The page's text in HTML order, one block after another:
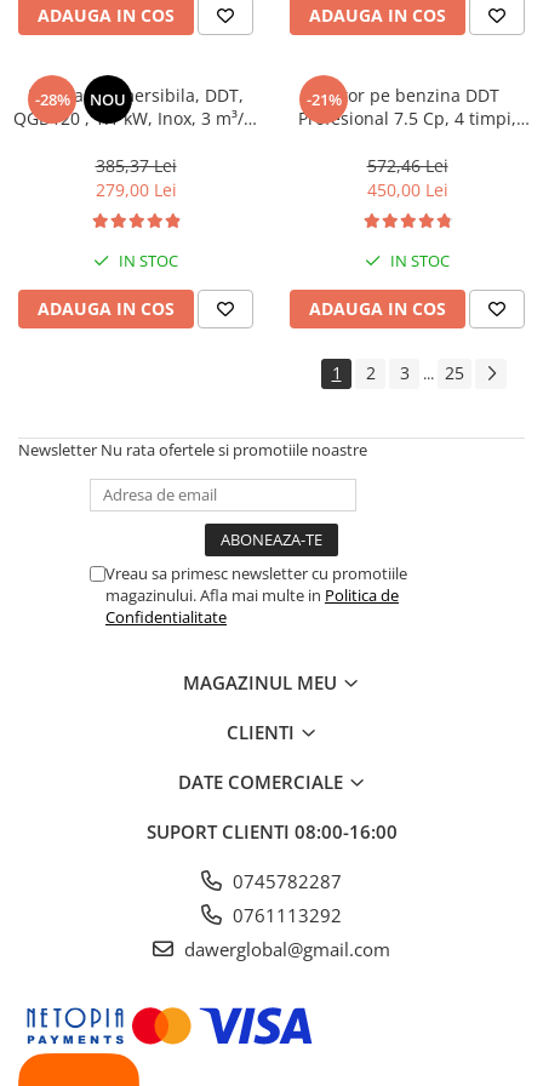
ADAUGA IN COS ADAUGA IN COS
-28% NOU
Pompa submersibila, DDT,
QGD120 , 1.1 kW, Inox, 3 m³/h,
385,37 Lei
279,00 Lei
IN STOC
ADAUGA IN COS
-21%
Motor pe benzina DDT
Profesional 7.5 Cp, 4 timpi,
inclusa
572,46 Lei
450,00 Lei
IN STOC
ADAUGA IN COS
1 2 3 ... 25
Newsletter Nu rata ofertele si promotiile noastre
Vreau sa primesc newsletter cu promotiile
magazinului. Afla mai multe in Politica de
Confidentialitate
MAGAZINUL MEU
CLIENTI
DATE COMERCIALE
SUPORT CLIENTI 08:00-16:00
0745782287
0761113292
dawerglobal@gmail.com